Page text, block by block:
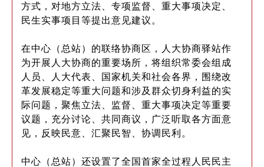
方式，对地方立法、专项监督、重大事项决定、
民生实事项目等提出意见建议。
在中心（总站）的联络协商区，人大协商驿站作
为开展人大协商的重要场所，将组织常委会组成
人员、人大代表、国家机关和社会各界，围绕改
革发展稳定等重大问题和涉及群众切身利益的实
际问题，聚焦立法、监督、重大事项决定等重要
议题，充分讨论、共同商议，广泛听取各方面意
见，反映民意、汇聚民智、协调民利。
中心（总站）还设置了全国首家全过程人民民主